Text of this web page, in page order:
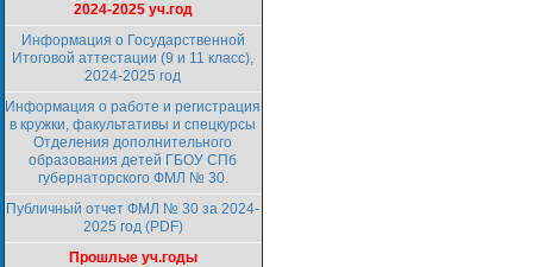
2024-2025 уч.год
Информация о Государственной
Итоговой аттестации (9 и 11 класс),
2024-2025 год
Информация о работе и регистрация
в кружки, факультативы и спецкурсы
Отделения дополнительного
образования детей ГБОУ СПб
губернаторского ФМЛ № 30.
Публичный отчет ФМЛ № 30 за 2024-
2025 год (PDF)
Прошлые уч.годы